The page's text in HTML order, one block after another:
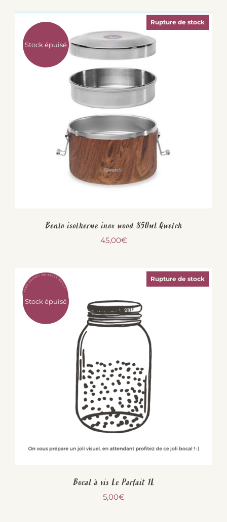
Stock épuisé
Rupture de stock
Bento isotherme inox wood 850ml Qwetch
45,00€
Stock épuisé
Rupture de stock
Bocal à vis Le Parfait 1L
5,00€